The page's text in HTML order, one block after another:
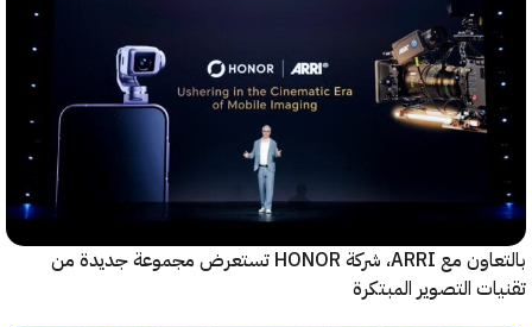
بالتعاون مع ARRI، شركة HONOR تستعرض مجموعة جديدة من
التصوير المبتكرة